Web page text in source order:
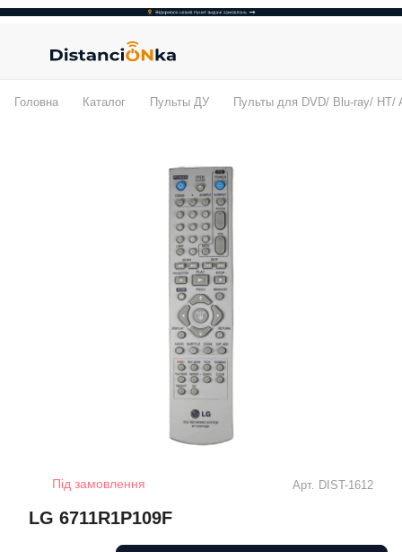
Головна Каталог Пульты ДУ Пульты для DVD/ Blu-ray/ HT/
Під замовлення Арт. DIST-1612
LG 6711R1P109F